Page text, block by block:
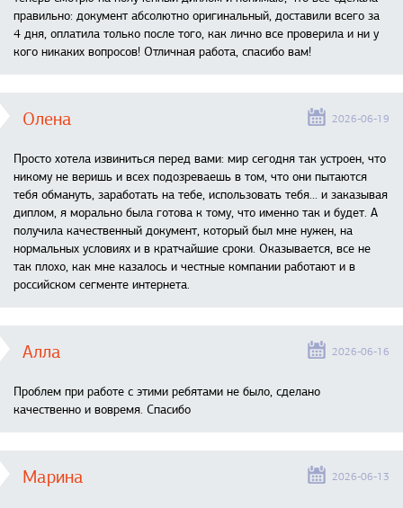
правильно: документ абсолютно оригинальный, доставили всего за
4 дня, оплатила только после того, как лично все проверила и ни у
кого никаких вопросов! Отличная работа, спасибо вам!
Олена 2026-06-19
Просто хотела извиниться перед вами: мир сегодня так устроен, что
никому не веришь и всех подозреваешь в том, что они пытаются
тебя обмануть, заработать на тебе, использовать тебя... и заказывая
диплом, я морально была готова к тому, что именно так и будет. А
получила качественный документ, который был мне нужен, на
нормальных условиях и в кратчайшие сроки. Оказывается, все не
так плохо, как мне казалось и честные компании работают и в
российском сегменте интернета.
Алла 2026-06-16
Проблем при работе с этими ребятами не было, сделано
качественно и вовремя. Спасибо
Марина 2026-06-13